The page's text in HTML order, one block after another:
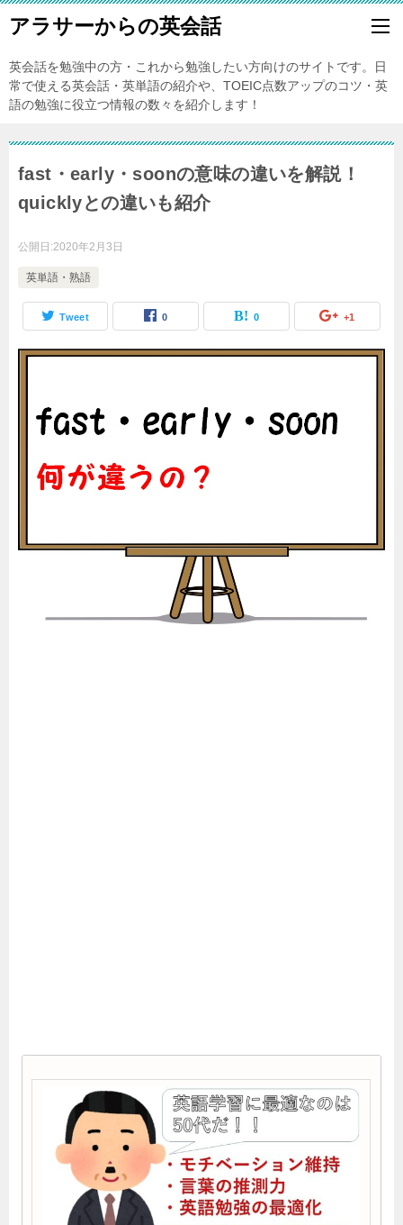
アラサーからの英会話
英会話を勉強中の方・これから勉強したい方向けのサイトです。日
常で使える英会話・英単語の紹介や、TOEIC点数アップのコツ・英
語の勉強に役立つ情報の数々を紹介します！
fast・early・soonの意味の違いを解説！
quicklyとの違いも紹介
公開日:2020年2月3日
英単語・熟語
Tweet 0 0 +1